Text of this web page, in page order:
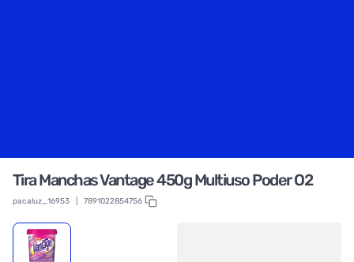
Tira Manchas Vantage 450g Multiuso Poder O2
pacaluz_16953 7891022854756